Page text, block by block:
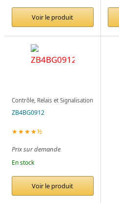
Voir le produit
Contrôle, Relais et Signalisation
ZB4BG0912
★★★★½
Prix sur demande
En stock
Voir le produit